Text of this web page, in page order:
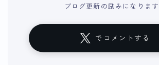
ブログ更新の励みになります
でコメントする